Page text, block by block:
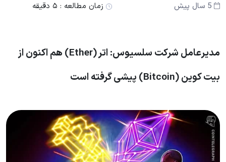
5 سال پیش
زمان مطالعه : ۵ دقیقه
مدیرعامل شرکت سلسیوس: اتر (Ether) هم اکنون از
بیت کوین (Bitcoin) پیشی گرفته است